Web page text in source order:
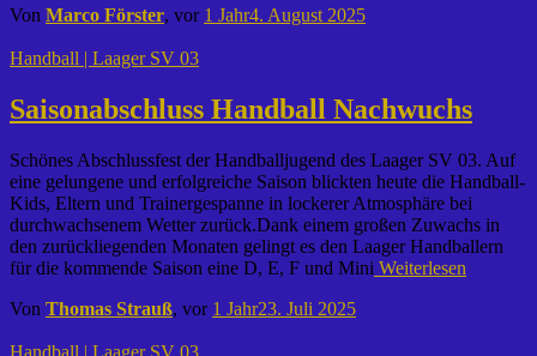
Von Marco Förster, vor 1 Jahr4. August 2025
Handball | Laager SV 03
Saisonabschluss Handball Nachwuchs
Schönes Abschlussfest der Handballjugend des Laager SV 03. Auf
eine gelungene und erfolgreiche Saison blickten heute die Handball-
Kids, Eltern und Trainergespanne in lockerer Atmosphäre bei
durchwachsenem Wetter zurück.Dank einem großen Zuwachs in
den zurückliegenden Monaten gelingt es den Laager Handballern
für die kommende Saison eine D, E, F und Mini Weiterlesen
Von Thomas Strauß, vor 1 Jahr23. Juli 2025
Handball | Laager SV 03